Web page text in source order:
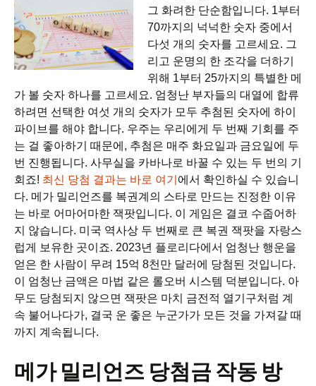
그 화려한 단순함입니다. 1부터
70까지의 넉넉한 숫자 중에서
다섯 개의 숫자를 고르세요. 그
리고 운명의 한 조각을 더하기
위해 1부터 25까지의 특별한 메
가 볼 숫자 하나를 고르세요. 엄청난 부자들의 대열에 합류
하려면 선택한 여섯 개의 숫자가 모두 추첨된 숫자에 하이
파이브를 해야 합니다. 우주는 우리에게 두 번째 기회를 주
는 걸 좋아하기 때문에, 추첨은 매주 화요일과 금요일에 두
번 진행됩니다. 사무실을 카바나로 바꿀 수 있는 두 번의 기
회죠! 최신 당첨 결과는 바로 여기 에서 확인하실 수 있습니
다. 메가 밀리언즈를 복권계의 스타로 만드는 진정한 이유
는 바로 어마어마한 잭팟입니다. 이 게임은 결코 수줍어하
지 않습니다. 미국 역사상 두 번째로 큰 복권 잭팟을 자랑스
럽게 보유한 곳이죠. 2023년 플로리다에서 엄청난 행운을
얻은 한 사람이 무려 15억 8천만 달러에 당첨된 것입니다.
이 엄청난 금액은 마법 같은 롤오버 시스템 덕분입니다. 아
무도 당첨되지 않으면 잭팟은 마치 금전적 열기구처럼 계
속 불어나다가, 결국 운 좋은 누군가가 모든 것을 가져갈 때
까지 계속됩니다.
메가 밀리언즈 당첨금 작동 방